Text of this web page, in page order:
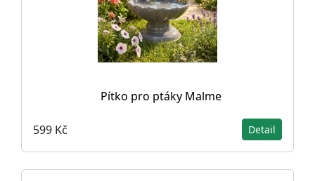
Pítko pro ptáky Malme
599 Kč Detail